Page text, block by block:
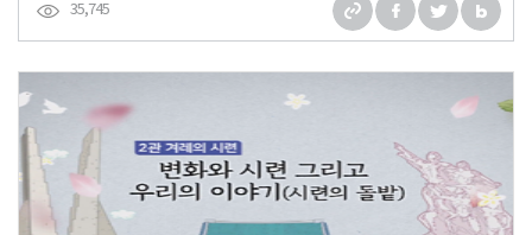
35,745